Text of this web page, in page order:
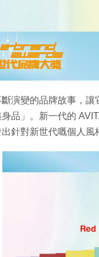
演變的品牌故事，
品」。新一代的
針對新世代嘅個人風